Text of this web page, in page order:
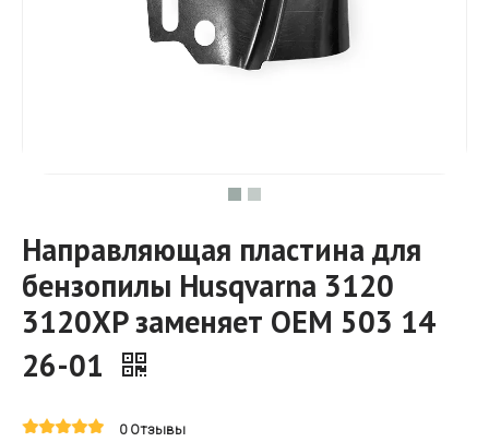
Направляющая пластина для
бензопилы Husqvarna 3120
3120XP заменяет OEM 503 14
26-01
0 Отзывы